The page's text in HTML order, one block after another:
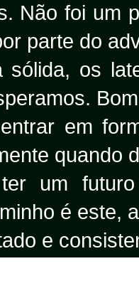
Não foi um
parte do
sólida, os
em
quando
ter um
é este,
e